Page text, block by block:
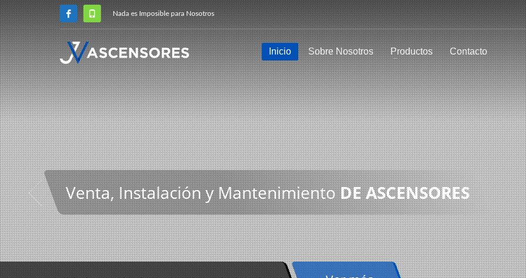
Nada es Imposible para Nosotros
Inicio Sobre Nosotros Productos Contacto
Venta, Instalación y MantenimientoDE ASCENSORES